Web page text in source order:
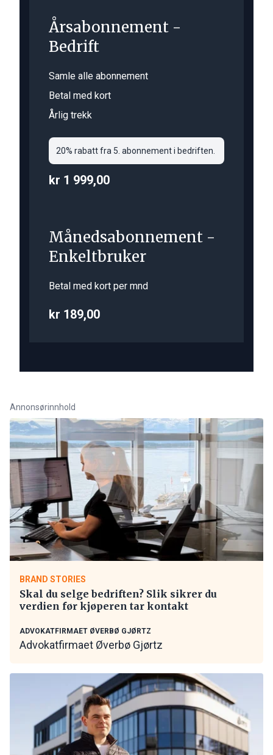
Årsabonnement -
Bedrift
Samle alle abonnement
Betal med kort
Årlig trekk
20% rabatt fra 5. abonnement i bedriften.
kr 1 999,00
Månedsabonnement -
Enkeltbruker
Betal med kort per mnd
kr 189,00
Annonsørinnhold
BRAND STORIES
Skal du selge bedriften? Slik sikrer du
verdien før kjøperen tar kontakt
ADVOKATFIRMAET ØVERBØ GJØRTZ
Advokatfirmaet Øverbø Gjørtz